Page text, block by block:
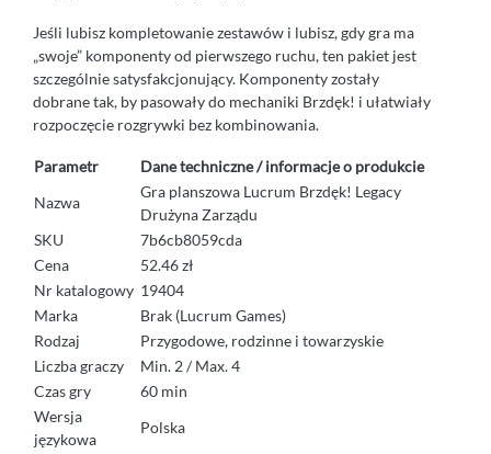
Jeśli lubisz kompletowanie zestawów i lubisz, gdy gra ma
„swoje” komponenty od pierwszego ruchu, ten pakiet jest
szczególnie satysfakcjonujący. Komponenty zostały
dobrane tak, by pasowały do mechaniki Brzdęk! i ułatwiały
rozpoczęcie rozgrywki bez kombinowania.
Parametr
Dane techniczne / informacje o produkcie
Nazwa
Gra planszowa Lucrum Brzdęk! Legacy
Drużyna Zarządu
SKU
7b6cb8059cda
Cena
52.46 zł
Nr katalogowy 19404
Marka
Brak (Lucrum Games)
Rodzaj
Przygodowe, rodzinne i towarzyskie
Liczba graczy
Min. 2 / Max. 4
Czas gry
60 min
Wersja
językowa
Polska